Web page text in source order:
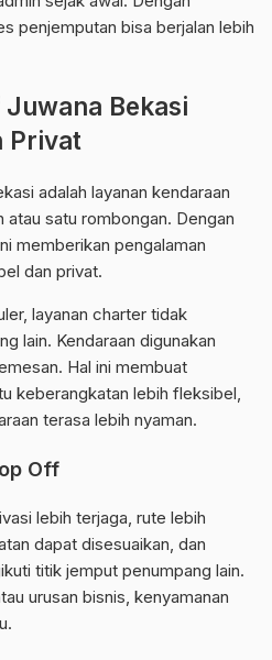
penjemputan bisa berjalan lebih
Bekasi
Privat
adalah layanan kendaraan
satu rombongan. Dengan
memberikan pengalaman
dan privat.
layanan charter tidak
lain. Kendaraan digunakan
Hal ini membuat
keberangkatan lebih fleksibel,
terasa lebih nyaman.
Off
lebih terjaga, rute lebih
dapat disesuaikan, dan
titik jemput penumpang lain.
urusan bisnis, kenyamanan